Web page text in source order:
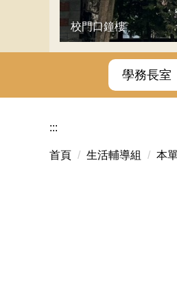
校門口鐘樓
學務長室
:::
首頁 生活輔導組 本